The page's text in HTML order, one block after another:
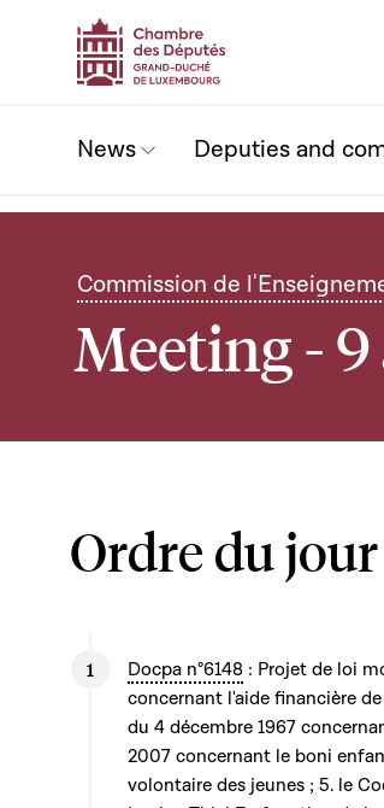
News Deputies and
Commission de
Meeting -
Ordre du jour
Docpa n°6148 : Projet de loi
concernant l'aide financière
du 4 décembre 1967
2007 concernant le boni
volontaire des jeunes ; 5. le